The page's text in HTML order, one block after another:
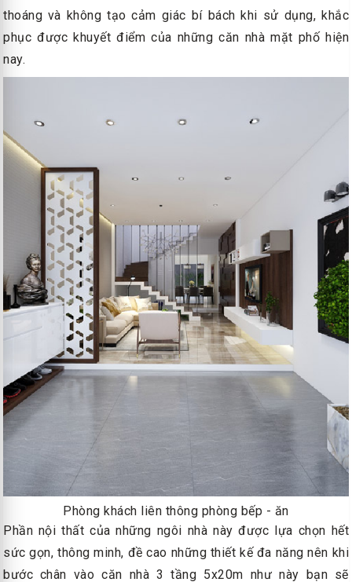
thoáng và không tạo cảm giác bí bách khi sử dụng, khắc
phục được khuyết điểm của những căn nhà mặt phố hiện
nay.
Phòng khách liên thông phòng bếp - ăn
Phần nội thất của những ngôi nhà này được lựa chọn hết
sức gọn, thông minh, đề cao những thiết kế đa năng nên khi
bước chân vào căn nhà 3 tầng 5x20m như này bạn sẽ